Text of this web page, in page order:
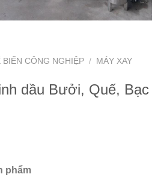
BIẾN CÔNG NGHIỆP /
MÁY XAY
dầu Bưởi, Quế, Bạc
phẩm